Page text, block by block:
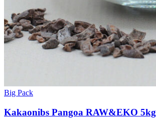
Big Pack
Kakaonibs Pangoa RAW&EKO 5kg